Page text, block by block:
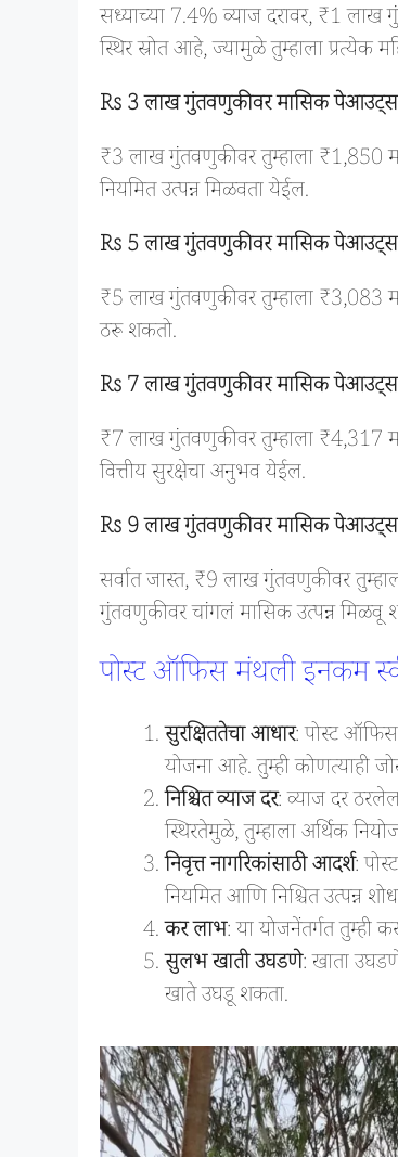
सध्याच्या 7.4% व्याज दरावर, ₹1 लाख
स्थिर स्रोत आहे, ज्यामुळे तुम्हाला प्रत्येक
Rs 3 लाख गुंतवणुकीवर मासिक पेआउट्स
₹3 लाख गुंतवणुकीवर तुम्हाला ₹1,850
नियमित उत्पन्न मिळवता येईल.
Rs 5 लाख गुंतवणुकीवर मासिक पेआउट्स
₹5 लाख गुंतवणुकीवर तुम्हाला ₹3,083
ठरू शकतो.
Rs 7 लाख गुंतवणुकीवर मासिक पेआउट्स
₹7 लाख गुंतवणुकीवर तुम्हाला ₹4,317
वित्तीय सुरक्षेचा अनुभव येईल.
Rs 9 लाख गुंतवणुकीवर मासिक पेआउट्स
सर्वात जास्त, ₹9 लाख गुंतवणुकीवर
गुंतवणुकीवर चांगलं मासिक उत्पन्न मिळवू
पोस्ट ऑफिस मंथली इनकम
सुरक्षिततेचा आधार: पोस्ट
योजना आहे. तुम्ही कोणत्याही
निश्चित व्याज दर: व्याज दर
स्थिरतेमुळे, तुम्हाला अर्थिक
निवृत्त नागरिकांसाठी आदर्श:
नियमित आणि निश्चित उत्पन्न
कर लाभ: या योजनेंतर्गत तुम्ही
सुलभ खाती उघडणे: खाता
खाते उघडू शकता.